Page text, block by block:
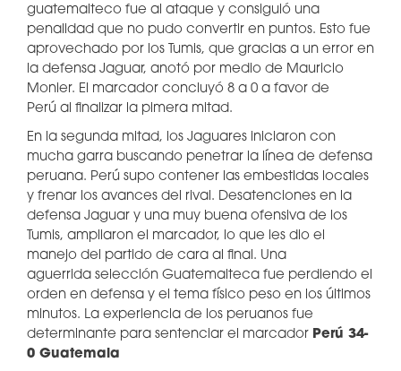
guatemalteco fue al ataque y consiguió una
penalidad que no pudo convertir en puntos. Esto fue
aprovechado por los Tumis, que gracias a un error en
la defensa Jaguar, anotó por medio de Mauricio
Monier. El marcador concluyó 8 a 0 a favor de
Perú al finalizar la pimera mitad.
En la segunda mitad, los Jaguares iniciaron con
mucha garra buscando penetrar la línea de defensa
peruana. Perú supo contener las embestidas locales
y frenar los avances del rival. Desatenciones en la
defensa Jaguar y una muy buena ofensiva de los
Tumis, ampliaron el marcador, lo que les dio el
manejo del partido de cara al final. Una
aguerrida selección Guatemalteca fue perdiendo el
orden en defensa y el tema físico peso en los últimos
minutos. La experiencia de los peruanos fue
determinante para sentenciar el marcador Perú 34-
0 Guatemala